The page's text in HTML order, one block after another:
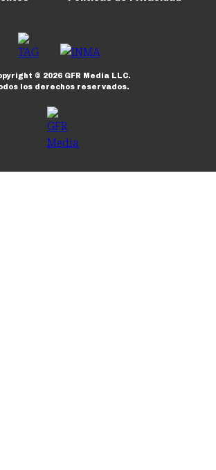
© 2026GFR Media LLC.
los derechos reservados.